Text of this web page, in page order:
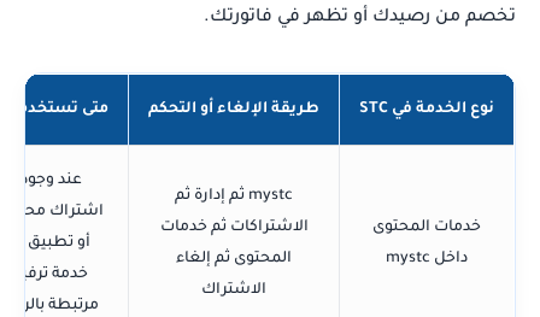
تخصم من رصيدك أو تظهر في فاتورتك.
نوع الخدمة في STC طريقة الإلغاء أو التحكم متى
خدمات المحتوى
داخل mystc
mystc ثم إدارة ثم
الاشتراكات ثم خدمات
المحتوى ثم إلغاء
الاشتراك
عند وجود
اشتراك
أو تطبيق أو
خدمة ترفيه
مرتبطة بالرقم